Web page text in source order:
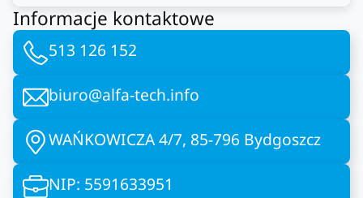
Informacje kontaktowe
513 126 152
biuro@alfa-tech.info
WAŃKOWICZA 4/7, 85-796 Bydgoszcz
NIP: 5591633951